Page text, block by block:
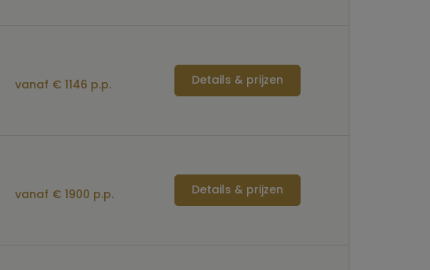
vanaf € 1146 p.p. Details & prijzen
vanaf € 1900 p.p. Details & prijzen